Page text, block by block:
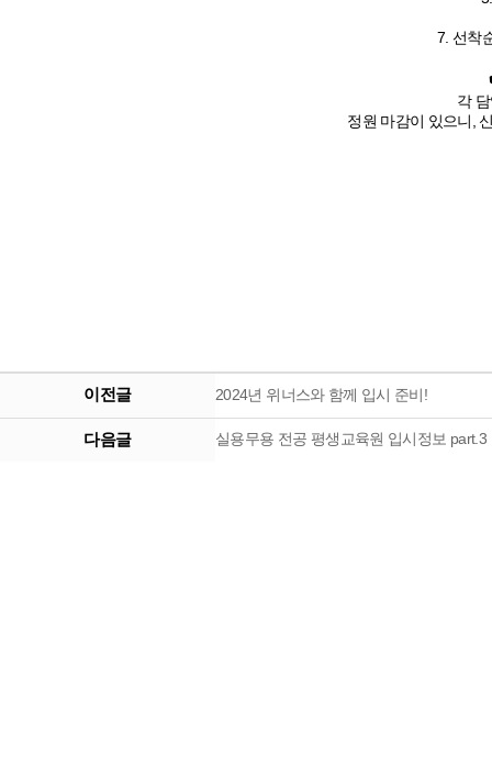
7. 선착
각
정원 마감이 있으니,
이전글 2024년 위너스와 함께 입시 준비!
다음글 실용무용 전공 평생교육원 입시정보 part.3